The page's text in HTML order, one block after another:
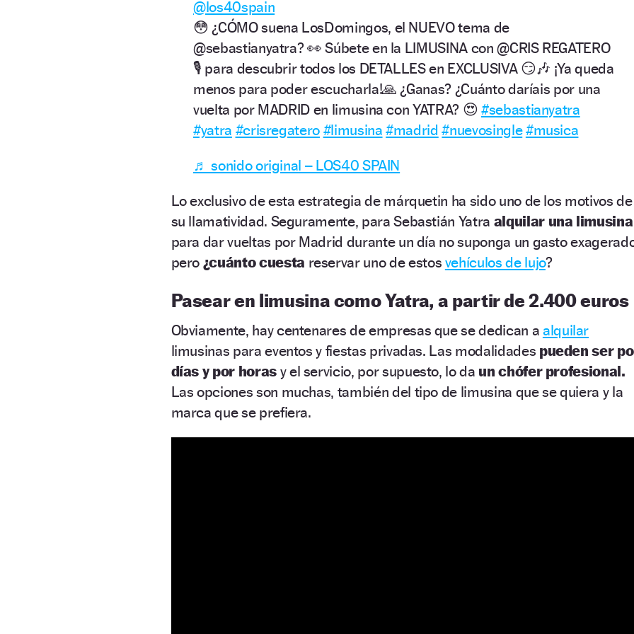
@los40spain
😳 ¿CÓMO suena LosDomingos, el NUEVO tema de
@sebastianyatra? 👀 Súbete en la LIMUSINA con @CRIS REGATERO
🎙️ para descubrir todos los DETALLES en EXCLUSIVA 😏🎶 ¡Ya queda
menos para poder escucharla!🙏 ¿Ganas? ¿Cuánto daríais por una
vuelta por MADRID en limusina con YATRA? 😍 #sebastianyatra
#yatra #crisregatero #limusina #madrid #nuevosingle#musica
♬ sonido original – LOS40 SPAIN
Lo exclusivo de esta estrategia de márquetin ha sido uno de los motivos de
su llamatividad. Seguramente, para Sebastián Yatra alquilar una limusina
para dar vueltas por Madrid durante un día no suponga un gasto
pero ¿cuánto cuesta reservar uno de estos vehículos de lujo?
Pasear en limusina como Yatra, a partir de 2.400 euros
Obviamente, hay centenares de empresas que se dedican a alquilar
limusinas para eventos y fiestas privadas. Las modalidades pueden ser
días y por horasy el servicio, por supuesto, lo da un chófer profesional.
Las opciones son muchas, también del tipo de limusina que se quiera y la
marca que se prefiera.